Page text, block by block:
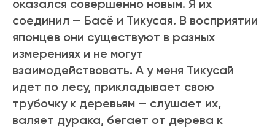
оказался совершенно новым. Я их
соединил — Басё и Тикусая. В восприятии
японцев они существуют в разных
измерениях и не могут
взаимодействовать. А у меня Тикусай
идет по лесу, прикладывает свою
трубочку к деревьям — слушает их,
валяет дурака, бегает от дерева к